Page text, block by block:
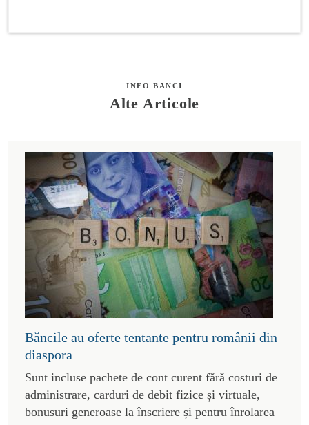
INFO BANCI
Alte Articole
Băncile au oferte tentante pentru românii din
diaspora
Sunt incluse pachete de cont curent fără costuri de
administrare, carduri de debit fizice și virtuale,
bonusuri generoase la înscriere și pentru înrolarea